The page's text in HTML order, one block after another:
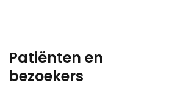
Patiënten en
bezoekers